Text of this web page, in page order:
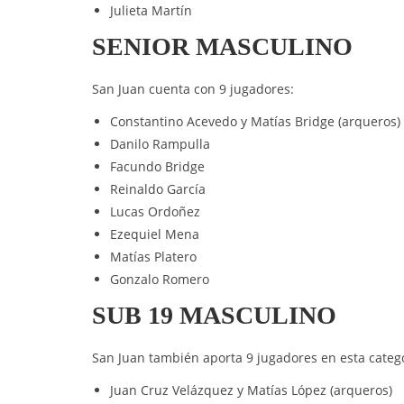
Julieta Martín
SENIOR MASCULINO
San Juan cuenta con 9 jugadores:
Constantino Acevedo y Matías Bridge (arqueros)
Danilo Rampulla
Facundo Bridge
Reinaldo García
Lucas Ordoñez
Ezequiel Mena
Matías Platero
Gonzalo Romero
SUB 19 MASCULINO
San Juan también aporta 9 jugadores en esta
Juan Cruz Velázquez y Matías López (arqueros)